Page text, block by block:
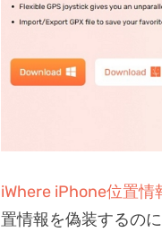
iWhere iPhone位置情
置情報を偽装するの